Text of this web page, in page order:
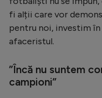
Intră în
fi alții care vor
pentru noi, investim în
afaceristul.
”Încă nu suntem
campioni”